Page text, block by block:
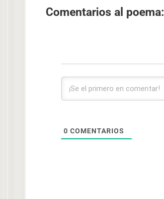
Comentarios al poema:
0 COMENTARIOS